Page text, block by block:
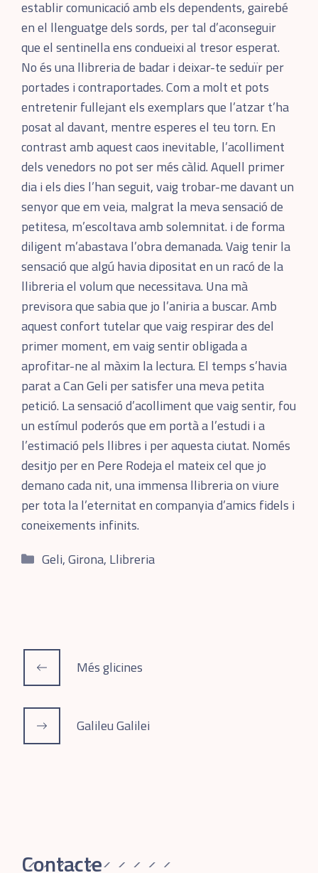
establir comunicació amb els dependents, gairebé
en el llenguatge dels sords, per tal d’aconseguir
que el sentinella ens condueixi al tresor esperat.
No és una llibreria de badar i deixar-te seduïr per
portades i contraportades. Com a molt et pots
entretenir fullejant els exemplars que l’atzar t’ha
posat al davant, mentre esperes el teu torn. En
contrast amb aquest caos inevitable, l’acolliment
dels venedors no pot ser més càlid. Aquell primer
dia i els dies l’han seguit, vaig trobar-me davant un
senyor que em veia, malgrat la meva sensació de
petitesa, m’escoltava amb solemnitat. i de forma
diligent m’abastava l’obra demanada. Vaig tenir la
sensació que algú havia dipositat en un racó de la
llibreria el volum que necessitava. Una mà
previsora que sabia que jo l’aniria a buscar. Amb
aquest confort tutelar que vaig respirar des del
primer moment, em vaig sentir obligada a
aprofitar-ne al màxim la lectura. El temps s’havia
parat a Can Geli per satisfer una meva petita
petició. La sensació d’acolliment que vaig sentir, fou
un estímul poderós que em portà a l’estudi i a
l’estimació pels llibres i per aquesta ciutat. Només
desitjo per en Pere Rodeja el mateix cel que jo
demano cada nit, una immensa llibreria on viure
per tota la l’eternitat en companyia d’amics fidels i
coneixements infinits.
Categories
Geli,Girona, Llibreria
Més glicines
Galileu Galilei
Contacte